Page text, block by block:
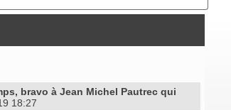
bravo à Jean Michel Pautrec qui
18:27